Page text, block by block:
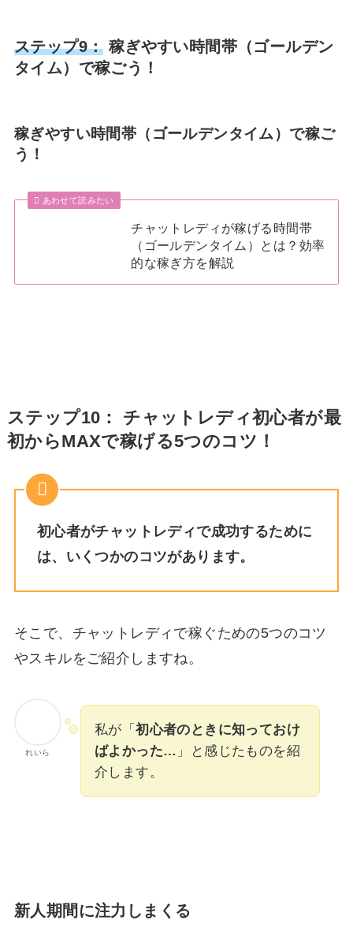
ステップ9： 稼ぎやすい時間帯（ゴールデン
タイム）で稼ごう！
稼ぎやすい時間帯（ゴールデンタイム）で稼ご
う！
あわせて読みたい
チャットレディが稼げる時間帯
（ゴールデンタイム）とは？効率
的な稼ぎ方を解説
ステップ10： チャットレディ初心者が最
初からMAXで稼げる5つのコツ！
初心者がチャットレディで成功するために
は、いくつかのコツがあります。
そこで、チャットレディで稼ぐための5つのコツ
やスキルをご紹介しますね。
れいら
私が「初心者のときに知っておけ
ばよかった… 」と感じたものを紹
介します。
新人期間に注力しまくる